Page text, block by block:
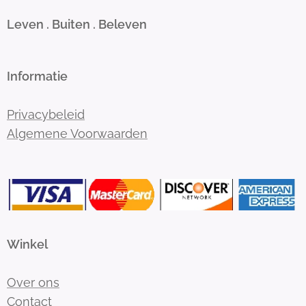
Leven . Buiten . Beleven
Informatie
Privacybeleid
Algemene Voorwaarden
Winkel
Over ons
Contact